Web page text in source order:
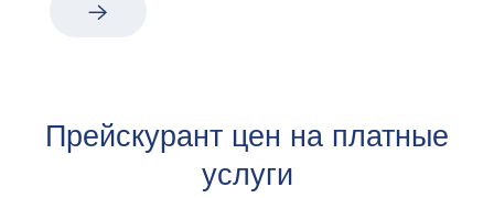
Прейскурант цен на платные
услуги